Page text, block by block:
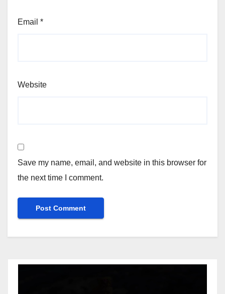
Email *
Website
Save my name, email, and website in this browser for
the next time I comment.